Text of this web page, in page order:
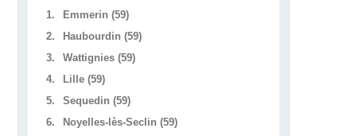
1.
Emmerin (59)
2.
Haubourdin (59)
3.
Wattignies (59)
4.
Lille (59)
5.
Sequedin (59)
6.
Noyelles-lès-Seclin (59)